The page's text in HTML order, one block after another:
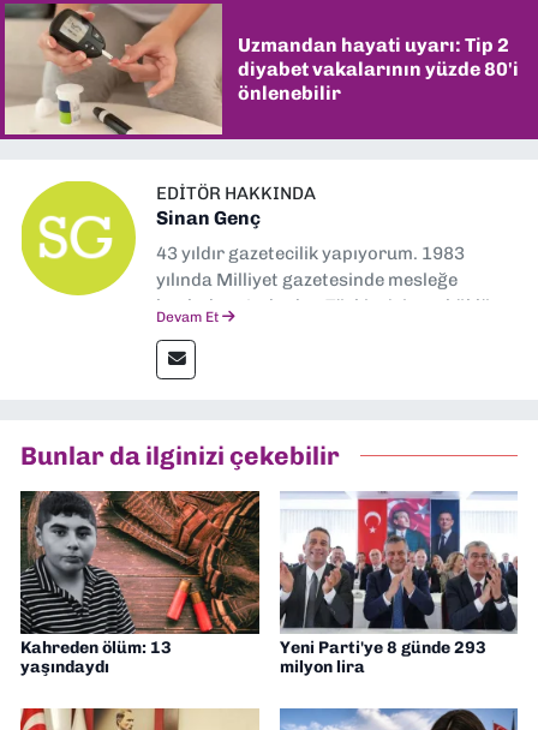
Uzmandan hayati uyarı: Tip 2
diyabet vakalarının yüzde 80'i
önlenebilir
EDITÖR HAKKINDA
Sinan Genç
43 yıldır gazetecilik yapıyorum. 1983
yılında Milliyet gazetesinde mesleğe
başladım. Ardından Türkiye’nin en köklü
muhabir, editör, müdür yardımcısı ve spor
müdürü olarak görev yaptım. Ayrıca Yeni
Gazetesi'nde editörlük yapıyorum
Devam Et
Bunlar da ilginizi çekebilir
Kahreden ölüm: 13
yaşındaydı
Yeni Parti'ye 8 günde 293
milyon lira